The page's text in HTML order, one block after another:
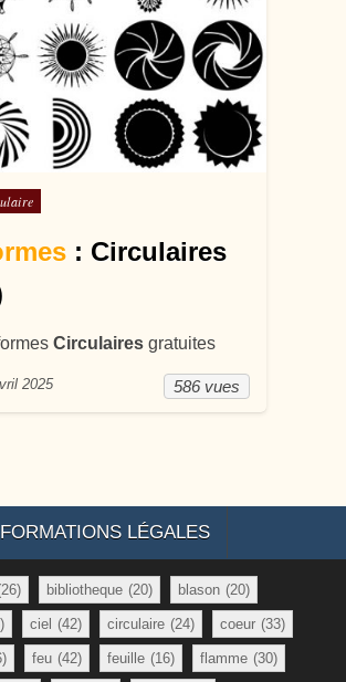
dans
: Circulaires
Circulairesgratuites
586 vues
2025
LÉGALES
bibliotheque (20) blason (20)
ciel (42) circulaire (24) coeur (33)
feu (42) feuille (16) flamme (30)